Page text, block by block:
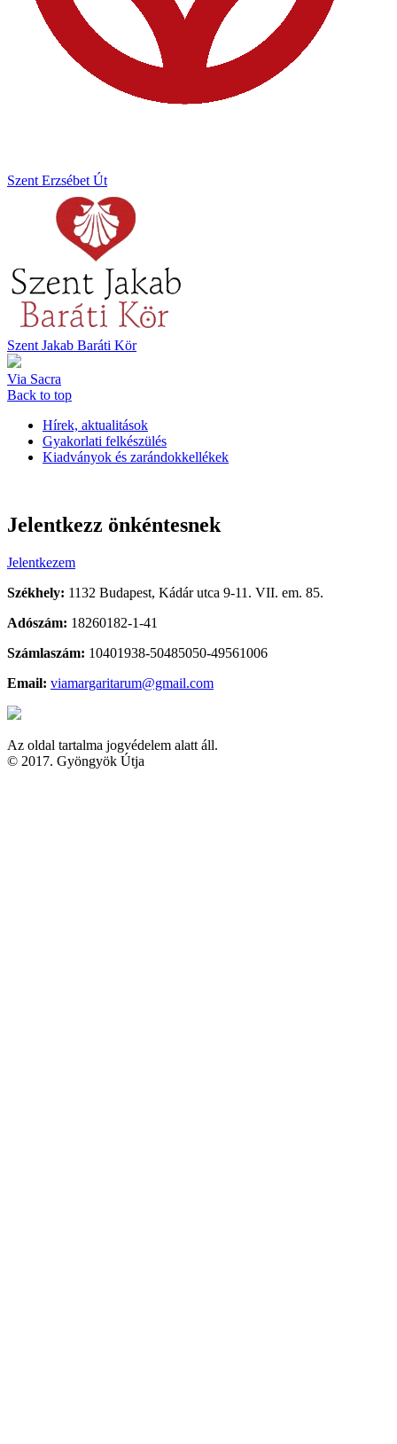
Szent Erzsébet Út
Szent Jakab Baráti Kör
Via Sacra
Back to top
Hírek, aktualitások
Gyakorlati felkészülés
Kiadványok és zarándokkellékek
Jelentkezz önkéntesnek
Jelentkezem
Székhely: 1132 Budapest, Kádár utca 9-11. VII. em. 85.
Adószám: 18260182-1-41
Számlaszám: 10401938-50485050-49561006
Email: viamargaritarum@gmail.com
Az oldal tartalma jogvédelem alatt áll.
© 2017. Gyöngyök Útja